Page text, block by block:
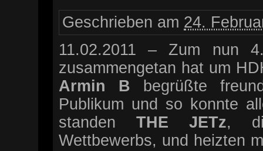
Geschrieben am 24.
11.02.2011 – Zum nun
zusammengetan hat um
Armin B begrüßte
Publikum und so konnte
standen THE JETz,
Wettbewerbs, und heizten